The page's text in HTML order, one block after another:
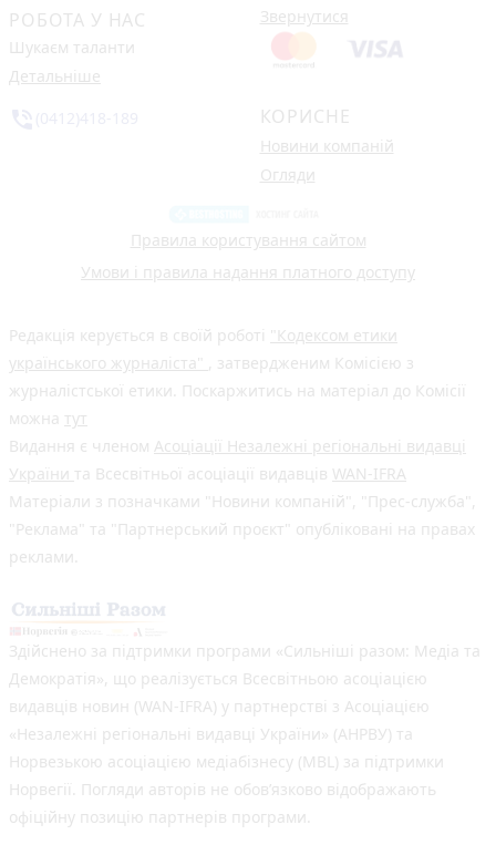
РОБОТА У НАС
Шукаєм таланти
Детальніше
Звернутися
КОРИСНЕ
Новини компаній
Огляди
Правила користування сайтом
Умови і правила надання платного доступу
Редакція керується в своїй роботі "Кодексом етики
українського журналіста" , затвердженим Комісією з
журналістської етики. Поскаржитись на матеріал до Комісії
можна тут
Видання є членом Асоціації Незалежні регіональні видавці
України та Всесвітньої асоціації видавців WAN-IFRA
Матеріали з позначками "Новини компаній", "Прес-служба",
"Реклама" та "Партнерський проєкт" опубліковані на правах
реклами.
Здійснено за підтримки програми «Сильніші разом: Медіа та
Демократія», що реалізується Всесвітньою асоціацією
видавців новин (WAN-IFRA) у партнерстві з Асоціацією
«Незалежні регіональні видавці України» (АНРВУ) та
Норвезькою асоціацією медіабізнесу (MBL) за підтримки
Норвегії. Погляди авторів не обов’язково відображають
офіційну позицію партнерів програми.